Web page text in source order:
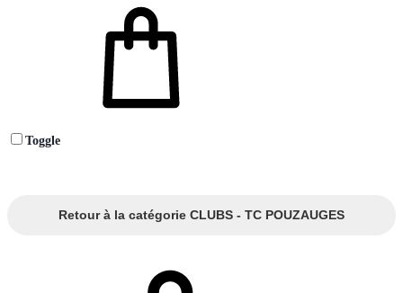
Toggle
Retour à la catégorie CLUBS - TC POUZAUGES